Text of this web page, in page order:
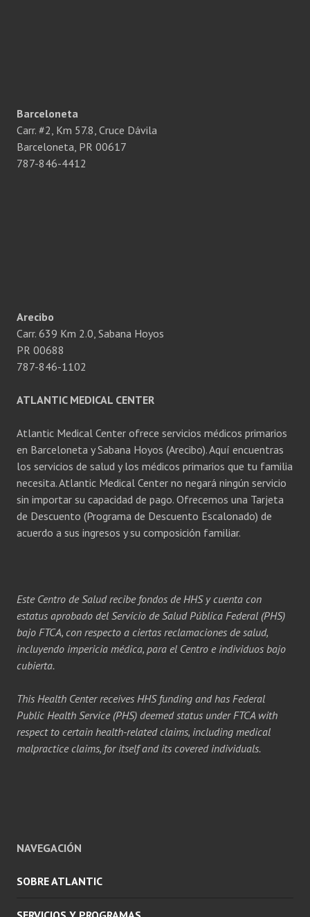
Barceloneta
Carr. #2, Km 57.8, Cruce Dávila
Barceloneta, PR 00617
787-846-4412
Arecibo
Carr. 639 Km 2.0, Sabana Hoyos
PR 00688
787-846-1102
ATLANTIC MEDICAL CENTER
Atlantic Medical Center ofrece servicios médicos primarios
en Barceloneta y Sabana Hoyos (Arecibo). Aquí encuentras
los servicios de salud y los médicos primarios que tu familia
necesita. Atlantic Medical Center no negará ningún servicio
sin importar su capacidad de pago. Ofrecemos una Tarjeta
de Descuento (Programa de Descuento Escalonado) de
acuerdo a sus ingresos y su composición familiar.
Este Centro de Salud recibe fondos de HHS y cuenta con
estatus aprobado del Servicio de Salud Pública Federal (PHS)
bajo FTCA, con respecto a ciertas reclamaciones de salud,
incluyendo impericia médica, para el Centro e individuos bajo
cubierta.
This Health Center receives HHS funding and has Federal
Public Health Service (PHS) deemed status under FTCA with
respect to certain health-related claims, including medical
malpractice claims, for itself and its covered individuals.
NAVEGACIÓN
SOBRE ATLANTIC